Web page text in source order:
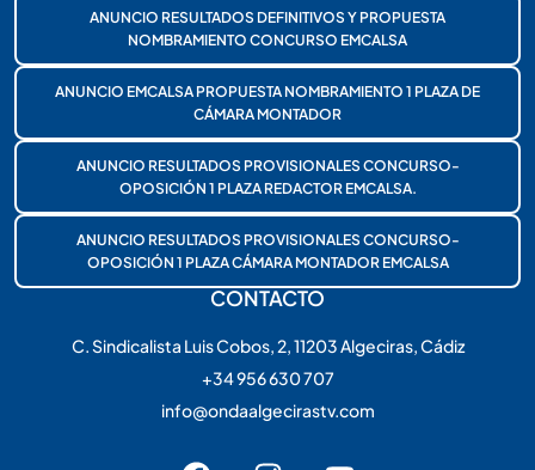
ANUNCIO RESULTADOS DEFINITIVOS Y PROPUESTA
NOMBRAMIENTO CONCURSO EMCALSA
ANUNCIO EMCALSA PROPUESTA NOMBRAMIENTO 1 PLAZA DE
CÁMARA MONTADOR
ANUNCIO RESULTADOS PROVISIONALES CONCURSO-
OPOSICIÓN 1 PLAZA REDACTOR EMCALSA.
ANUNCIO RESULTADOS PROVISIONALES CONCURSO-
OPOSICIÓN 1 PLAZA CÁMARA MONTADOR EMCALSA
CONTACTO
C. Sindicalista Luis Cobos, 2, 11203 Algeciras, Cádiz
+34 956 630 707
info@ondaalgecirastv.com